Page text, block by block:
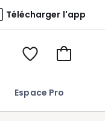
Télécharger l'app
Espace Pro
Voir
Aller